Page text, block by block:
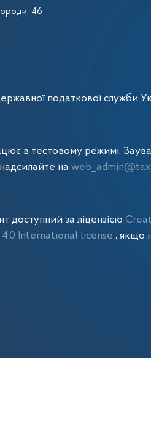
46
податкової служби
в тестовому режимі.
надсилайте на
доступний за ліцензією
International license, якщо